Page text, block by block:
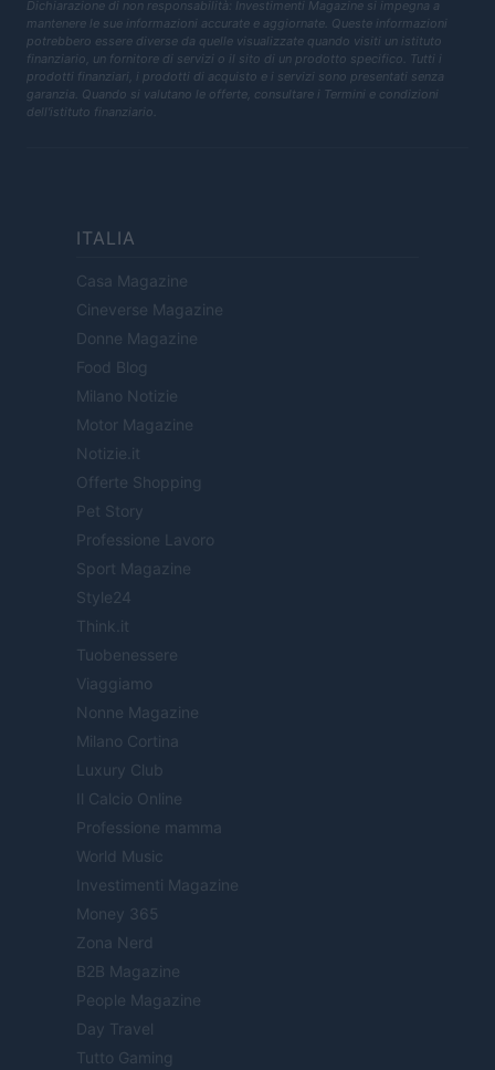
Dichiarazione di non responsabilità: Investimenti Magazine si impegna a
mantenere le sue informazioni accurate e aggiornate. Queste informazioni
potrebbero essere diverse da quelle visualizzate quando visiti un istituto
finanziario, un fornitore di servizi o il sito di un prodotto specifico. Tutti i
prodotti finanziari, i prodotti di acquisto e i servizi sono presentati senza
garanzia. Quando si valutano le offerte, consultare i Termini e condizioni
dell'istituto finanziario.
ITALIA
Casa Magazine
Cineverse Magazine
Donne Magazine
Food Blog
Milano Notizie
Motor Magazine
Notizie.it
Offerte Shopping
Pet Story
Professione Lavoro
Sport Magazine
Style24
Think.it
Tuobenessere
Viaggiamo
Nonne Magazine
Milano Cortina
Luxury Club
Il Calcio Online
Professione mamma
World Music
Investimenti Magazine
Money 365
Zona Nerd
B2B Magazine
People Magazine
Day Travel
Tutto Gaming